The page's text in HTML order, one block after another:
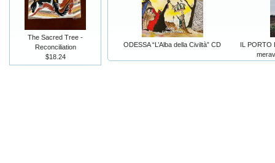
ODESSA “L’Alba della Civiltà” CD
IL
The Sacred Tree -
Reconciliation
$18.24